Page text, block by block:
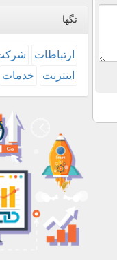
تگها
ارتباطات
اینترنت
خدمات